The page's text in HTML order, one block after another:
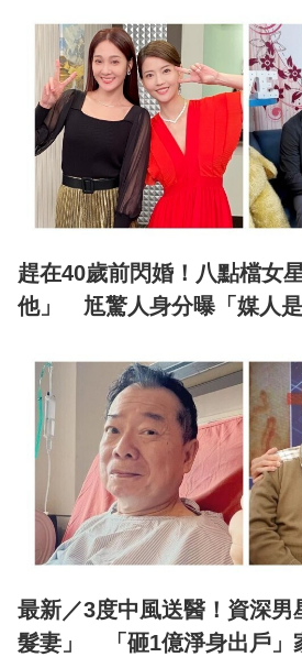
趕在40歲前閃婚！八點檔女
他」 尪驚人身分曝「媒人是
最新／3度中風送醫！資深男
髮妻」 「砸1億淨身出戶」